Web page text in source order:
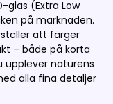
glas (Extra Low
på marknaden.
att färger
– både på korta
upplever naturens
alla fina detaljer